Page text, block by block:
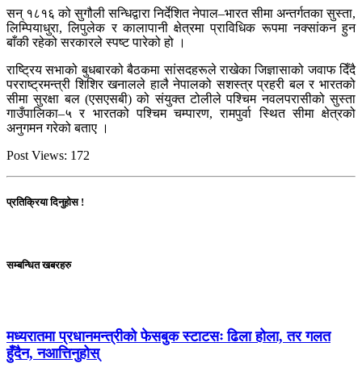
सन् १८१६ को सुगौली सन्धिद्वारा निर्देशित नेपाल–भारत सीमा अन्तर्गतका सुस्ता,
लिम्पियाधुरा, लिपुलेक र कालापानी क्षेत्रमा प्राविधिक रूपमा नक्सांकन हुन
बाँकी रहेको सरकारले स्पष्ट पारेको हो ।
राष्ट्रिय सभाको बुधबारको बैठकमा सांसदहरूले राखेका जिज्ञासाको जवाफ दिँदै
परराष्ट्रमन्त्री शिशिर खनालले हालै नेपालको सशस्त्र प्रहरी बल र भारतको
सीमा सुरक्षा बल (एसएसबी) को संयुक्त टोलीले पश्चिम नवलपरासीको सुस्ता
गाउँपालिका–५ र भारतको पश्चिम चम्पारण, रामपुर्वा स्थित सीमा क्षेत्रको
अनुगमन गरेको बताए ।
Post Views: 172
प्रतिक्रिया दिनुहोस !
सम्बन्धित खबरहरु
मध्यरातमा प्रधानमन्त्रीको फेसबुक स्टाटसः ढिला होला, तर गलत
हुँदैन, नआत्तिनुहोस्